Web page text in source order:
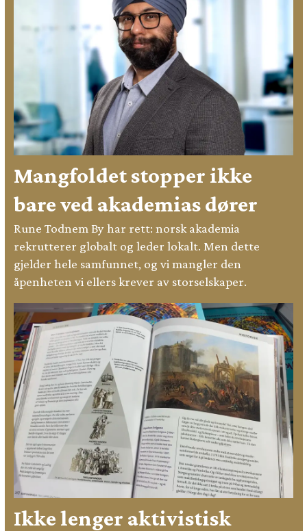
Mangfoldet stopper ikke
bare ved akademias dører
Rune Todnem By har rett: norsk akademia
rekrutterer globalt og leder lokalt. Men dette
gjelder hele samfunnet, og vi mangler den
åpenheten vi ellers krever av storselskaper.
Ikke lenger aktivistisk